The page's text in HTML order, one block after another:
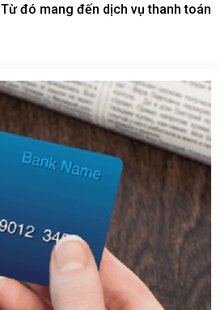
đó mang đến dịch vụ thanh toán
Thủ Thiêm